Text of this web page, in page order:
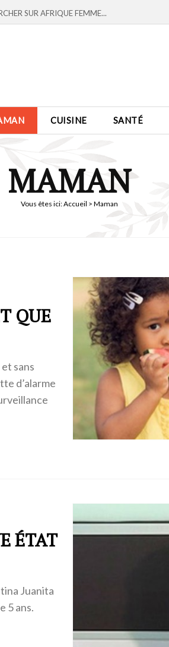
CUISINE SANTÉ
MAMAN
Vous êtes ici:Accueil > Maman
QUE
sans
d’alarme
ÉTAT
Juanita
5 ans.